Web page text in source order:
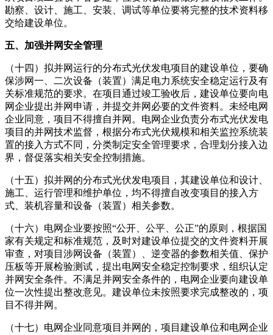
勘察、设计、施工、安装、调试等单位要将完整的技术资料移
交给建设单位。
五、加强并网安全管理
（十四）拟并网运行的分布式光伏发电项目的建设单位，要确
保涉网一、二次设备（装置）满足电力系统安全稳定运行及有
关标准规范的要求。在项目通过竣工验收后，建设单位要向电
网企业提出并网申请，并提交并网必要的文件资料。未经电网
企业同意，项目不得擅自并网。电网企业负责分布式光伏发电
项目的并网技术监督，根据分布式光伏规模和相关监控系统装
置的接入方式不同，分类制定安全管理要求，合理划分接入边
界，督促落实相关安全控制措施。
（十五）拟并网的分布式光伏发电项目，其建设单位和设计、
施工、运行管理和维护单位，均不得擅自改变项目的接入方
式、装机容量和设备（装置）相关参数。
（十六）电网企业要按照“公开、公平、公正”的原则，根据国
家有关规定和标准规范，及时对建设单位提交的文件资料开展
审查，对项目涉网设备（装置）、逆变器的参数相关值、保护
压板等开展检验测试，提出电网安全稳定控制要求，组织认定
并网安全条件。不满足并网安全条件的，电网企业要向建设单
位一次性提出整改意见。建设单位未按照要求完成整改的，项
目不得并网。
（十七）电网企业同意项目并网的，项目建设单位和电网企业